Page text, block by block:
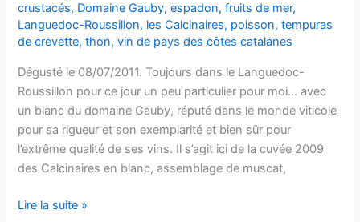
crustacés, Domaine Gauby,espadon,fruits de mer,
Languedoc-Roussillon, les Calcinaires, poisson,tempuras
de crevette,thon,vin de pays des côtes catalanes
Dégusté le 08/07/2011. Toujours dans le Languedoc-
Roussillon pour ce jour un peu particulier pour moi… avec
un blanc du domaine Gauby, réputé dans le monde viticole
pour sa rigueur et son exemplarité et bien sûr pour
l’extrême qualité de ses vins. Il s’agit ici de la cuvée 2009
des Calcinaires en blanc, assemblage de muscat,
Vin
Lire la suite »